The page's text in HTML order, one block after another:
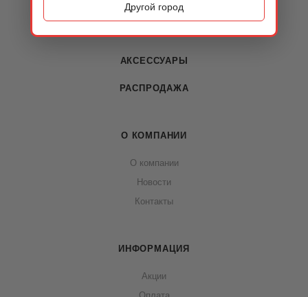
Другой город
ОБУВЬ
СУМКИ
АКСЕССУАРЫ
РАСПРОДАЖА
О КОМПАНИИ
О компании
Новости
Контакты
ИНФОРМАЦИЯ
Акции